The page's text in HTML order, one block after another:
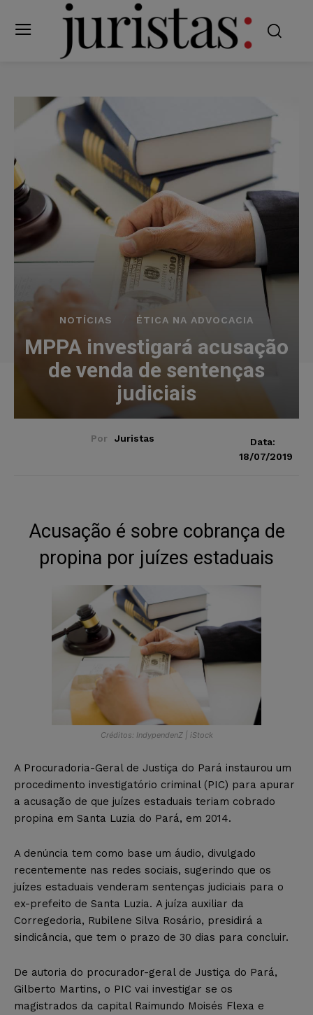
NOTÍCIAS ÉTICA NA ADVOCACIA
MPPA investigará acusação
de venda de sentenças
judiciais
Por Juristas
Data:
18/07/2019
Acusação é sobre cobrança de
propina por juízes estaduais
Créditos: IndypendenZ | iStock
A Procuradoria-Geral de Justiça do Pará instaurou um
procedimento investigatório criminal (PIC) para apurar
a acusação de que juízes estaduais teriam cobrado
propina em Santa Luzia do Pará, em 2014.
A denúncia tem como base um áudio, divulgado
recentemente nas redes sociais, sugerindo que os
juízes estaduais venderam sentenças judiciais para o
ex-prefeito de Santa Luzia. A juíza auxiliar da
Corregedoria, Rubilene Silva Rosário, presidirá a
sindicância, que tem o prazo de 30 dias para concluir.
De autoria do procurador-geral de Justiça do Pará,
Gilberto Martins, o PIC vai investigar se os
magistrados da capital Raimundo Moisés Flexa e